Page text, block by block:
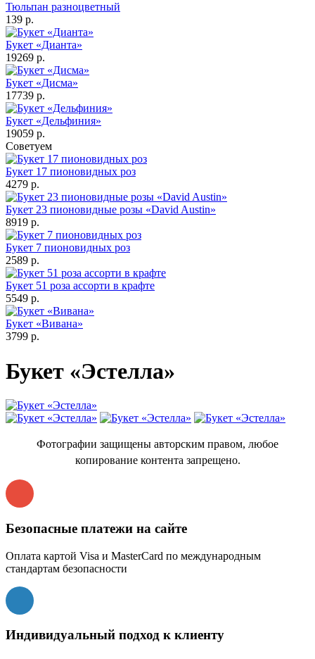
Тюльпан разноцветный
139 р.
Букет «Дианта»
19269 р.
Букет «Дисма»
17739 р.
Букет «Дельфиния»
19059 р.
Советуем
Букет 17 пионовидных роз
4279 р.
Букет 23 пионовидные розы «David Austin»
8919 р.
Букет 7 пионовидных роз
2589 р.
Букет 51 роза ассорти в крафте
5549 р.
Букет «Вивана»
3799 р.
Букет «Эстелла»
Фотографии защищены авторским правом, любое
копирование контента запрещено.
Безопасные платежи на сайте
Оплата картой Visa и MasterCard по международным
стандартам безопасности
Индивидуальный подход к клиенту